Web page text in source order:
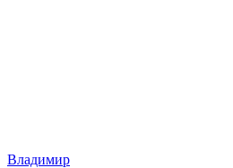
Владимир